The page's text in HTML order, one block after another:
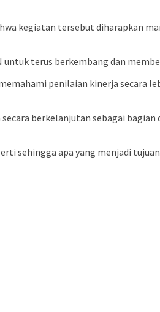
kegiatan tersebut diharapkan
terus berkembang dan
penilaian kinerja secara
berkelanjutan sebagai
sehingga apa yang menjadi